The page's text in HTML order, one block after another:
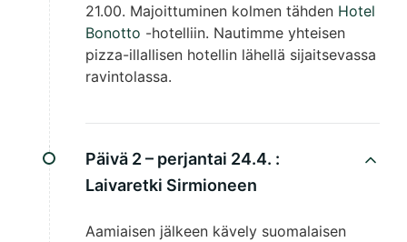
21.00. Majoittuminen kolmen tähden Hotel
Bonotto -hotelliin. Nautimme yhteisen
pizza-illallisen hotellin lähellä sijaitsevassa
ravintolassa.
Päivä 2 – perjantai 24.4. :
Laivaretki Sirmioneen
Aamiaisen jälkeen kävely suomalaisen